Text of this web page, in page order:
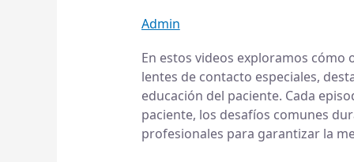
Admin
En estos videos exploramos
lentes de contacto especiales,
educación del paciente. Cada
paciente, los desafíos comunes
profesionales para garantizar la
sobre
Adaptación
Personalizada
de
Lentes
de